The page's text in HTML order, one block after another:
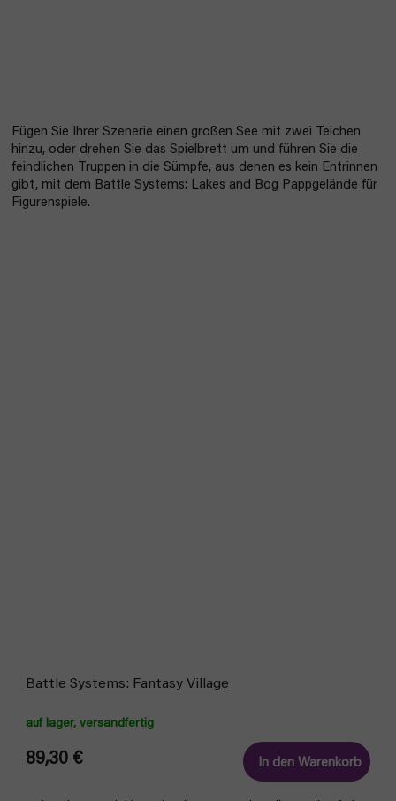
Fügen Sie Ihrer Szenerie einen großen See mit zwei Teichen
hinzu, oder drehen Sie das Spielbrett um und führen Sie die
feindlichen Truppen in die Sümpfe, aus denen es kein Entrinnen
gibt, mit dem Battle Systems: Lakes and Bog Pappgelände für
Figurenspiele.
Battle Systems: Fantasy Village
auf lager, versandfertig
89,30 € In den Warenkorb